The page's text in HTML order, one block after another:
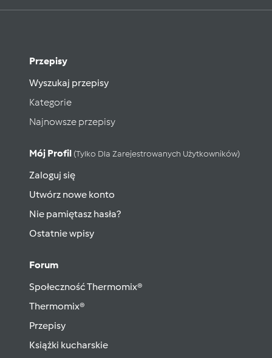
Przepisy
Wyszukaj przepisy
Kategorie
Najnowsze przepisy
Mój Profil (tylko Dla Zarejestrowanych Użytkowników)
Zaloguj się
Utwórz nowe konto
Nie pamiętasz hasła?
Ostatnie wpisy
Forum
Społeczność Thermomix®
Thermomix®
Przepisy
Książki kucharskie